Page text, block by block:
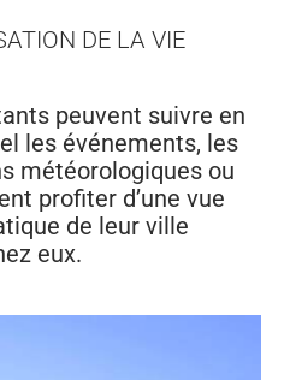
DE LA VIE
peuvent suivre en
les événements, les
météorologiques ou
profiter d’une vue
de leur ville
eux.